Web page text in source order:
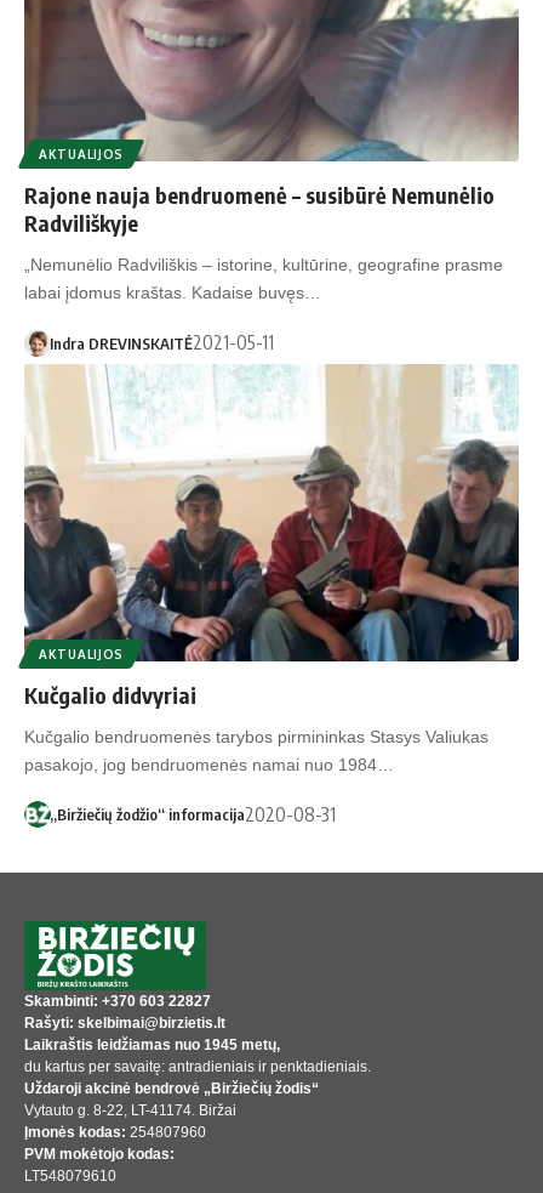
AKTUALIJOS
Rajone nauja bendruomenė – susibūrė Nemunėlio
Radviliškyje
„Nemunėlio Radviliškis – istorine, kultūrine, geografine prasme
labai įdomus kraštas. Kadaise buvęs…
Indra DREVINSKAITĖ2021-05-11
AKTUALIJOS
Kučgalio didvyriai
Kučgalio bendruomenės tarybos pirmininkas Stasys Valiukas
pasakojo, jog bendruomenės namai nuo 1984…
„Biržiečių žodžio“ informacija2020-08-31
Skambinti: +370 603 22827
Rašyti: skelbimai@birzietis.lt
Laikraštis leidžiamas nuo 1945 metų,
du kartus per savaitę: antradieniais ir penktadieniais.
Uždaroji akcinė bendrovė „Biržiečių žodis“
Vytauto g. 8-22, LT-41174. Biržai
Įmonės kodas: 254807960
PVM mokėtojo kodas:
LT548079610